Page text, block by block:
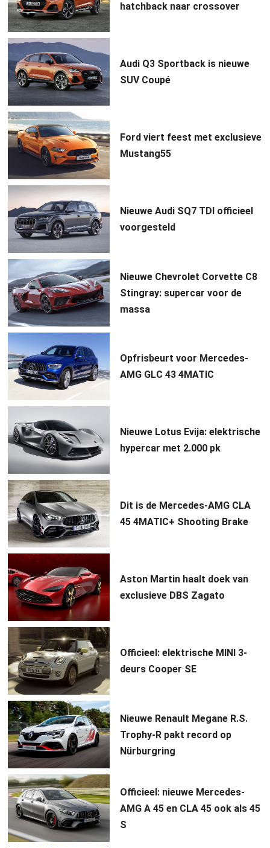
hatchback naar crossover
Audi Q3 Sportback is nieuwe
SUV Coupé
Ford viert feest met exclusieve
Mustang55
Nieuwe Audi SQ7 TDI officieel
voorgesteld
Nieuwe Chevrolet Corvette C8
Stingray: supercar voor de
massa
Opfrisbeurt voor Mercedes-
AMG GLC 43 4MATIC
Nieuwe Lotus Evija: elektrische
hypercar met 2.000 pk
Dit is de Mercedes-AMG CLA
45 4MATIC+ Shooting Brake
Aston Martin haalt doek van
exclusieve DBS Zagato
Officieel: elektrische MINI 3-
deurs Cooper SE
Nieuwe Renault Megane R.S.
Trophy-R pakt record op
Nürburgring
Officieel: nieuwe Mercedes-
AMG A 45 en CLA 45 ook als 45
S